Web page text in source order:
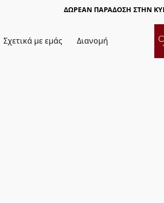
ΔΩΡΕΑΝ ΠΑΡΑΔΟΣΗ ΣΤΗΝ
Σχετικά με εμάς Διανομή